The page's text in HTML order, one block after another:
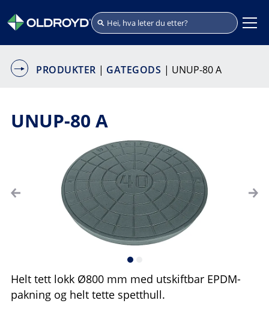
PRODUKTER | GATEGODS | UNUP-80 A
UNUP-80 A
Helt tett lokk Ø800 mm med utskiftbar EPDM-
pakning og helt tette spetthull.